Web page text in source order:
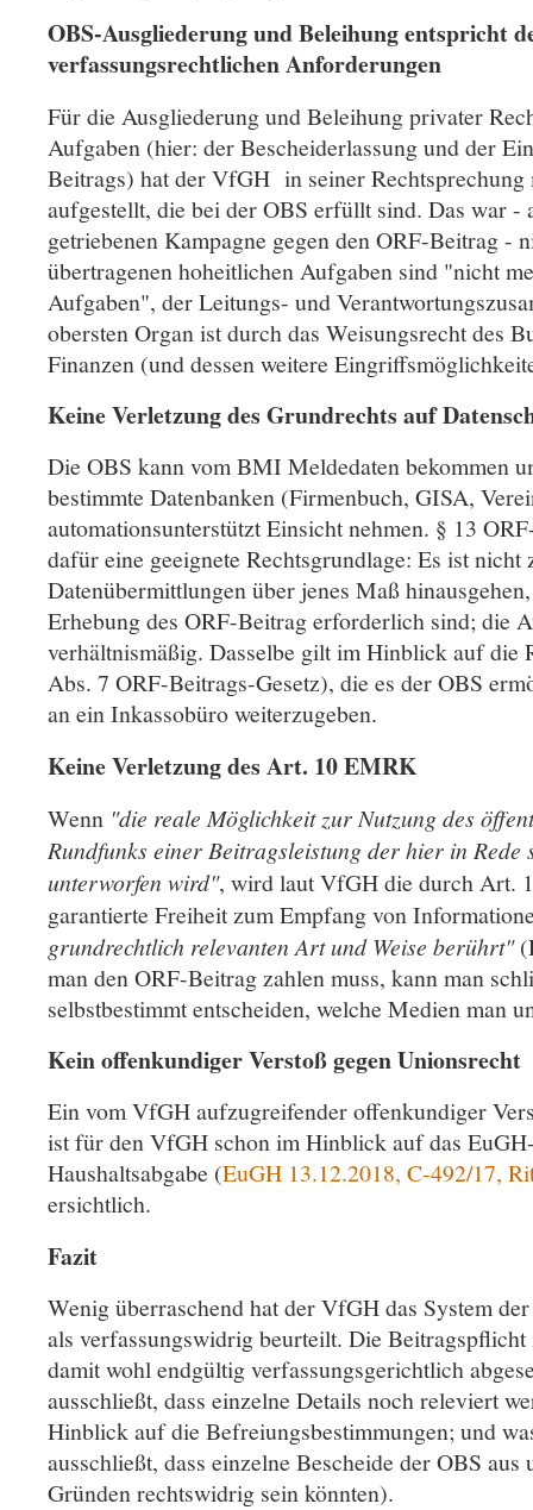
OBS-Ausgliederung und Beleihung entspricht
verfassungsrechtlichen Anforderungen
Für die Ausgliederung und Beleihung privater
Aufgaben (hier: der Bescheiderlassung und der
Beitrags) hat der VfGH in seiner
aufgestellt, die bei der OBS erfüllt sind. Das war -
getriebenen Kampagne gegen den ORF-Beitrag -
übertragenen hoheitlichen Aufgaben sind "nicht
Aufgaben", der Leitungs- und
obersten Organ ist durch das Weisungsrecht des
Finanzen (und dessen weitere
Keine Verletzung des Grundrechts auf
Die OBS kann vom BMI Meldedaten bekommen
bestimmte Datenbanken (Firmenbuch, GISA,
automationsunterstützt Einsicht nehmen. § 13
dafür eine geeignete Rechtsgrundlage: Es ist nicht
Datenübermittlungen über jenes Maß
Erhebung des ORF-Beitrag erforderlich sind; die
verhältnismäßig. Dasselbe gilt im Hinblick auf die
Abs. 7 ORF-Beitrags-Gesetz), die es der OBS
an ein Inkassobüro weiterzugeben.
Keine Verletzung des Art. 10 EMRK
Wenn "die reale Möglichkeit zur Nutzung des
Rundfunks einer Beitragsleistung der hier in Rede
unterworfen wird", wird laut VfGH die durch Art.
garantierte Freiheit zum Empfang von
grundrechtlich relevanten Art und Weise berührt"
man den ORF-Beitrag zahlen muss, kann man
selbstbestimmt entscheiden, welche Medien man
Kein offenkundiger Verstoß gegen Unionsrecht
Ein vom VfGH aufzugreifender offenkundiger
ist für den VfGH schon im Hinblick auf das
Haushaltsabgabe (EuGH 13.12.2018, C-492/17,
ersichtlich.
Fazit
Wenig überraschend hat der VfGH das System
als verfassungswidrig beurteilt. Die
damit wohl endgültig verfassungsgerichtlich
ausschließt, dass einzelne Details noch releviert
Hinblick auf die Befreiungsbestimmungen; und
ausschließt, dass einzelne Bescheide der OBS aus
Gründen rechtswidrig sein könnten).